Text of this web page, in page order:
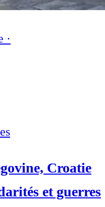
·
Croatie
et guerres